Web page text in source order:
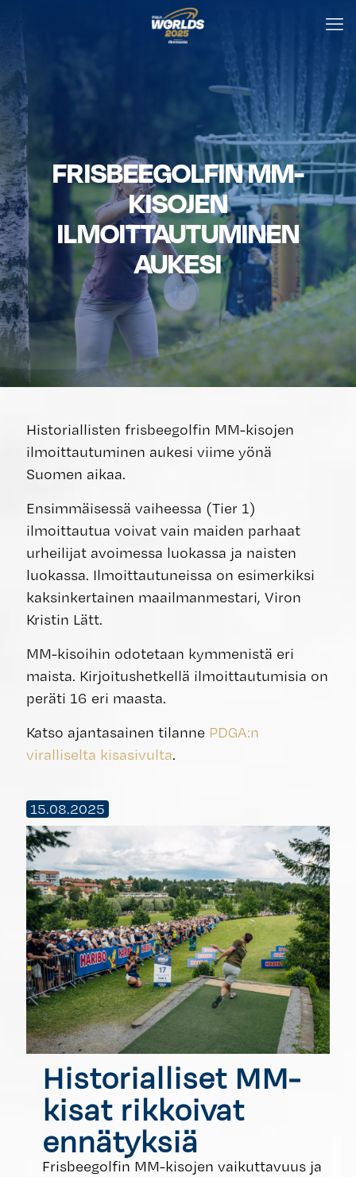
FRISBEEGOLFIN MM-
KISOJEN
ILMOITTAUTUMINEN
AUKESI
Historiallisten frisbeegolfin MM-kisojen
ilmoittautuminen aukesi viime yönä
Suomen aikaa.
Ensimmäisessä vaiheessa (Tier 1)
ilmoittautua voivat vain maiden parhaat
urheilijat avoimessa luokassa ja naisten
luokassa. Ilmoittautuneissa on esimerkiksi
kaksinkertainen maailmanmestari, Viron
Kristin Lätt.
MM-kisoihin odotetaan kymmenistä eri
maista. Kirjoitushetkellä ilmoittautumisia on
peräti 16 eri maasta.
Katso ajantasainen tilanne PDGA:n
viralliselta kisasivulta.
15.08.2025
Historialliset MM-
kisat rikkoivat
ennätyksiä
Frisbeegolfin MM-kisojen vaikuttavuus ja